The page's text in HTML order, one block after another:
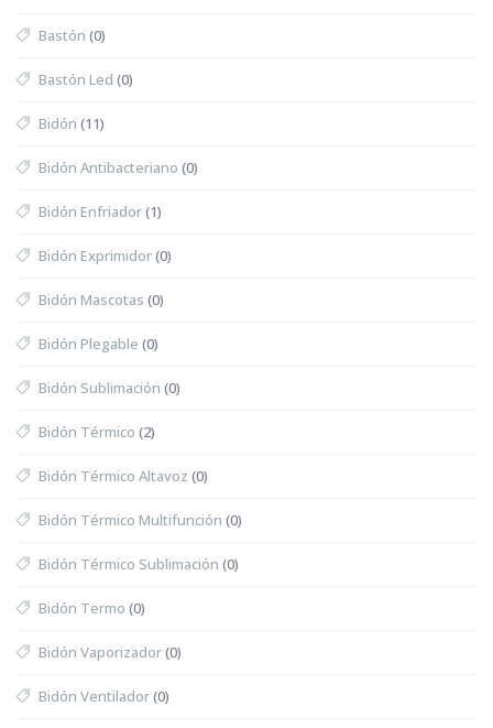
Bastón (0)
Bastón Led (0)
Bidón (11)
Bidón Antibacteriano (0)
Bidón Enfriador(1)
Bidón Exprimidor(0)
Bidón Mascotas (0)
Bidón Plegable (0)
Bidón Sublimación (0)
Bidón Térmico (2)
Bidón Térmico Altavoz (0)
Bidón Térmico Multifunción (0)
Bidón Térmico Sublimación (0)
Bidón Termo (0)
Bidón Vaporizador(0)
Bidón Ventilador(0)